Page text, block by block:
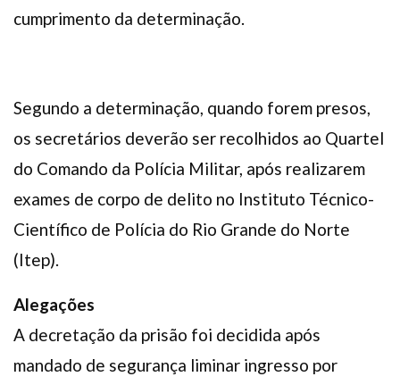
cumprimento da determinação.
Segundo a determinação, quando forem presos,
os secretários deverão ser recolhidos ao Quartel
do Comando da Polícia Militar, após realizarem
exames de corpo de delito no Instituto Técnico-
Científico de Polícia do Rio Grande do Norte
(Itep).
Alegações
A decretação da prisão foi decidida após
mandado de segurança liminar ingresso por